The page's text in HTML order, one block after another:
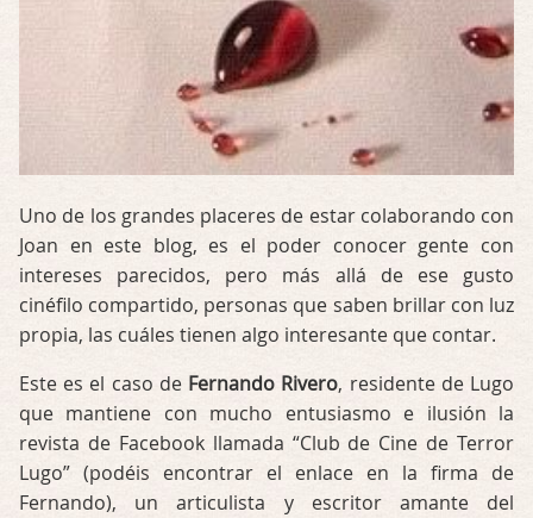
Uno de los grandes placeres de estar colaborando con
Joan en este blog, es el poder conocer gente con
intereses parecidos, pero más allá de ese gusto
cinéfilo compartido, personas que saben brillar con luz
propia, las cuáles tienen algo interesante que contar.
Este es el caso de Fernando Rivero, residente de Lugo
que mantiene con mucho entusiasmo e ilusión la
revista de Facebook llamada “Club de Cine de Terror
Lugo” (podéis encontrar el enlace en la firma de
Fernando), un articulista y escritor amante del